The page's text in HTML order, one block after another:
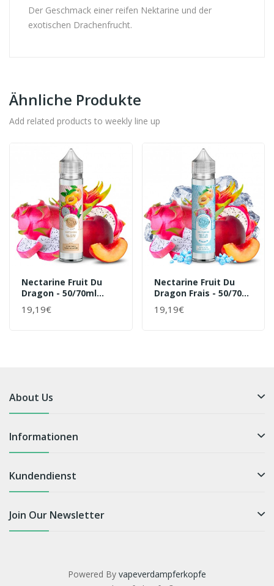
Der Geschmack einer reifen Nektarine und der
exotischen Drachenfrucht.
Ähnliche Produkte
Add related products to weekly line up
Nectarine Fruit Du
Dragon - 50/70ml
Verger Von Savourea -
19,19€
Nectarine Fruit Du
Dragon Frais - 50/70ml
Verger Von Savourea -
19,19€
About Us
Informationen
Kundendienst
Join Our Newsletter
Powered By vapeverdampferkopfe